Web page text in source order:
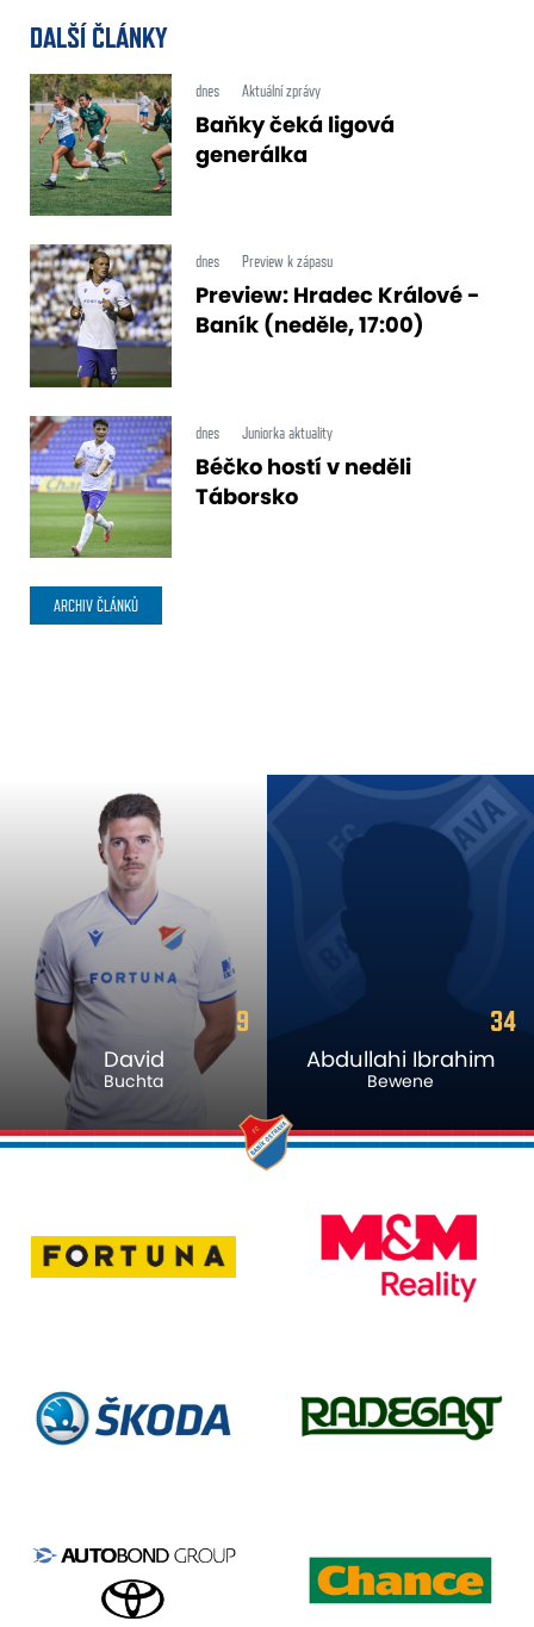
DALŠÍ ČLÁNKY
dnes Aktuální zprávy
Baňky čeká ligová
generálka
dnes Preview k zápasu
Preview: Hradec Králové -
Baník (neděle, 17:00)
dnes Juniorka aktuality
Béčko hostí v neděli
Táborsko
ARCHIV ČLÁNKŮ
9
David
Buchta
34
Abdullahi Ibrahim
Bewene